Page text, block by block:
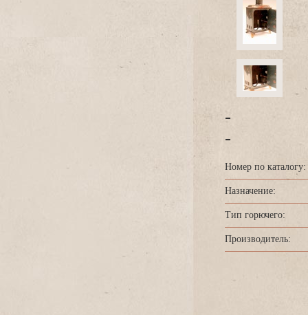
-
-
Номер по каталогу:
Назначение:
Тип горючего:
Производитель: